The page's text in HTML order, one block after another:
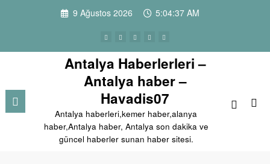
9 Ağustos 2026 5:04:38 AM
Antalya Haberlerleri –
Antalya haber –
Havadis07
Antalya haberleri,kemer haber,alanya
haber,Antalya haber, Antalya son dakika ve
güncel haberler sunan haber sitesi.